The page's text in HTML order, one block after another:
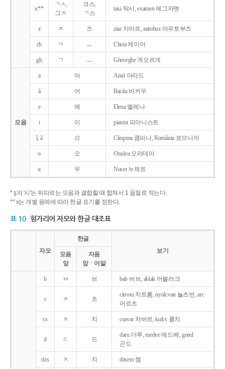
x**
ㄱㅅ,
그ㅈ
크스,
ㄱ스
taxi 탁시, examen 에그자멘
z ㅈ 즈 ziar 지아르, autobuz 아우토부즈
ch ㅋ ㅡ Cheia 케이아
gh ㄱ ㅡ Gheorghe 게오르게
모음
a 아 Arad 아라드
ǎ 어 Bacǎu 바커우
e 에 Elena 엘레나
i 이 pianist 피아니스트
î, â 으 Cîmpina 큼피나, România 로므니아
o 오 Oradea 오라데아
u 우 Nucet 누체트
* ş의 '시'는 뒤따르는 모음과 결합할 때 합쳐서 1 음절로 적는다.
** x는 개별 용례에 따라 한글 표기를 정한다.
표 10 헝가리어 자모와 한글 대조표
자모
한글
보기
모음
앞
자음
앞ㆍ어말
b ㅂ 브 bab 버브, ablak 어블러크
c ㅊ 츠
citrom 치트롬, nyolcvan 뇰츠번, arc
어르츠
cs ㅊ 치 csavar 처버르, kulcs 쿨치
d ㄷ 드
daru 더루, medve 메드베, gond
곤드
dzs ㅈ 지 dzsem 젬